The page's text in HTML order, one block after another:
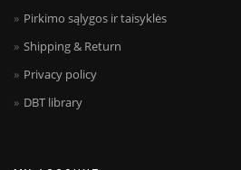
Pirkimo sąlygos ir taisyklės
Shipping & Return
Privacy policy
DBT library